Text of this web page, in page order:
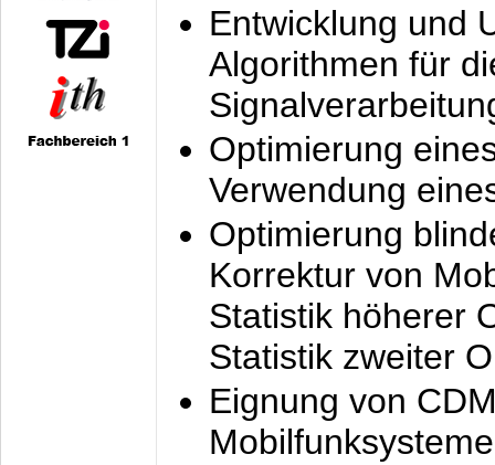
Entwicklung und
Algorithmen für
Optimierung
Verwendung
Optimierung
Korrektur von
Statistik höherer
Statistik zweiter
Eignung von
Mobilfunksysteme